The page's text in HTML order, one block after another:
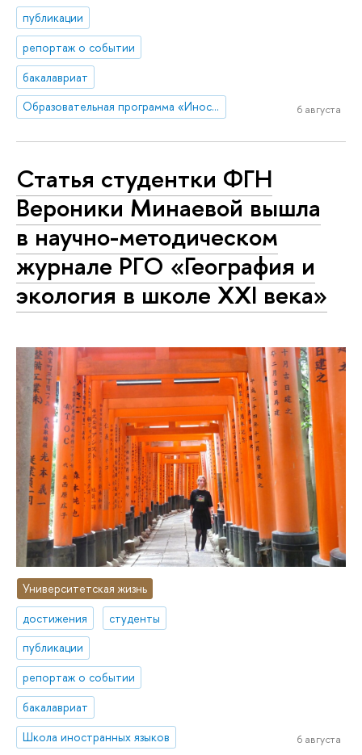
публикации
репортаж о событии
бакалавриат
Образовательная программа «Иностранные языки и межкультурная коммуникация»
6 августа
Статья студентки ФГН
Вероники Минаевой вышла
в научно-методическом
журнале РГО «География и
экология в школе XXI века»
Университетская жизнь
достижения
студенты
публикации
репортаж о событии
бакалавриат
Школа иностранных языков
6 августа